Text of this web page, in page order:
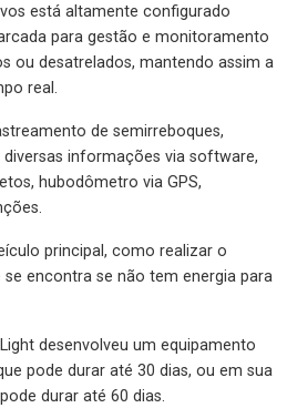
está altamente configurado
para gestão e monitoramento
ou desatrelados, mantendo assim a
real.
de semirreboques,
informações via software,
hubodômetro via GPS,
principal, como realizar o
encontra se não tem energia para
desenvolveu um equipamento
pode durar até 30 dias, ou em sua
durar até 60 dias.